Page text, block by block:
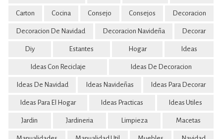
Carton Cocina Consejo Consejos Decoracion
Decoracion De Navidad Decoracion Navideña Decorar
Diy Estantes Hogar Ideas
Ideas Con Reciclaje Ideas De Decoracion
Ideas De Navidad Ideas Navideñas Ideas Para Decorar
Ideas Para El Hogar Ideas Practicas Ideas Utiles
Jardin Jardineria Limpieza Macetas